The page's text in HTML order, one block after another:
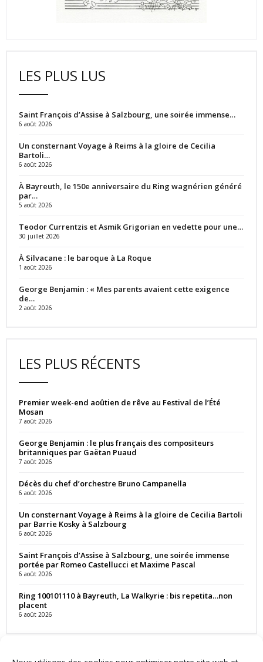
LES PLUS LUS
Saint François d’Assise à Salzbourg, une soirée immense…
6 août 2026
Un consternant Voyage à Reims à la gloire de Cecilia
Bartoli…
6 août 2026
À Bayreuth, le 150e anniversaire du Ring wagnérien généré
par…
5 août 2026
Teodor Currentzis et Asmik Grigorian en vedette pour une…
30 juillet 2026
À Silvacane : le baroque à La Roque
1 août 2026
George Benjamin : « Mes parents avaient cette exigence
de…
2 août 2026
LES PLUS RÉCENTS
Premier week-end aoûtien de rêve au Festival de l’Été
Mosan
7 août 2026
George Benjamin : le plus français des compositeurs
britanniques par Gaëtan Puaud
7 août 2026
Décès du chef d’orchestre Bruno Campanella
6 août 2026
Un consternant Voyage à Reims à la gloire de Cecilia Bartoli
par Barrie Kosky à Salzbourg
6 août 2026
Saint François d’Assise à Salzbourg, une soirée immense
portée par Romeo Castellucci et Maxime Pascal
6 août 2026
Ring 100101110 à Bayreuth, La Walkyrie : bis repetita…non
placent
6 août 2026